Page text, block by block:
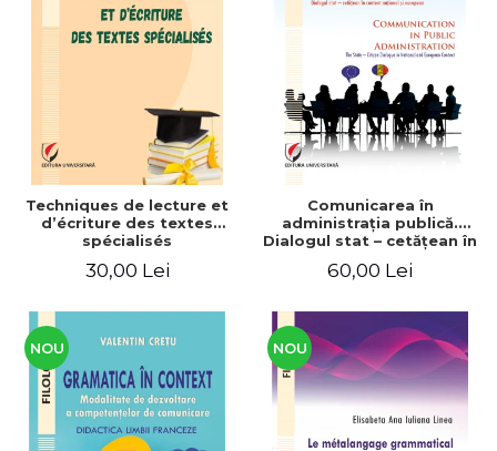
Techniques de lecture et
d’écriture des textes
spécialisés
30,00 Lei
Comunicarea în
administraţia publică.
Dialogul stat – cetăţean în
european / Communication
The state-citizen dialogue
in national and European
context
60,00 Lei
NOU NOU